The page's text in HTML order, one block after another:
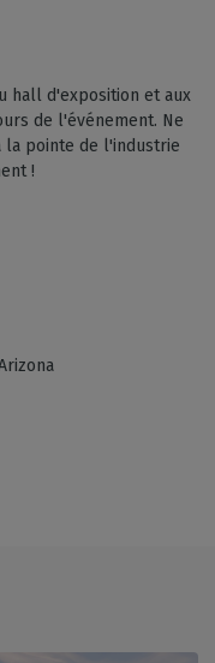
hall d'exposition et aux
de l'événement. Ne
la pointe de l'industrie
!